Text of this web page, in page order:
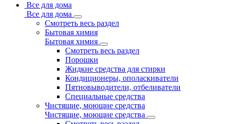
Все для дома
Все для дома
Смотреть весь раздел
Бытовая химия
Бытовая химия
Смотреть весь раздел
Порошки
Жидкие средства для стирки
Кондиционеры, ополаскиватели
Пятновыводители, отбеливатели
Специальные средства
Чистящие, моющие средства
Чистящие, моющие средства